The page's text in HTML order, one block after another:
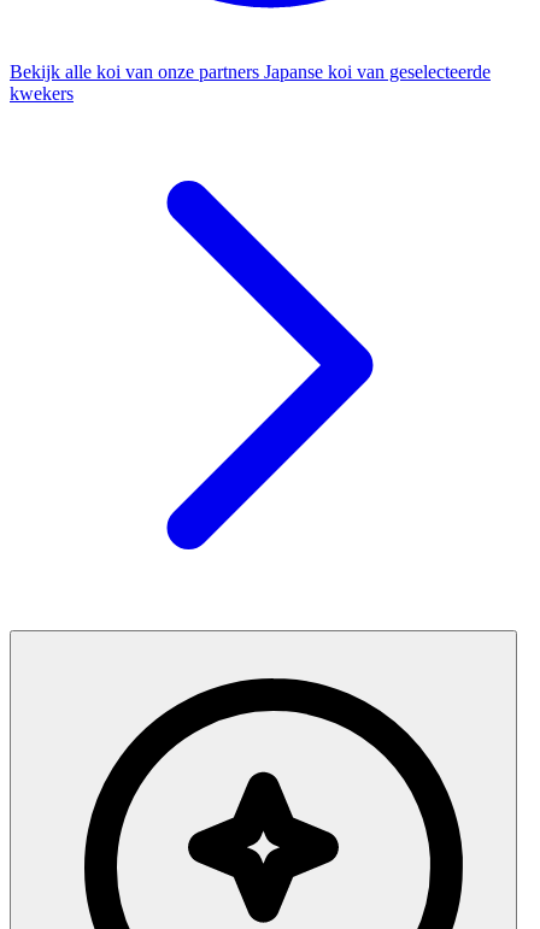
Bekijk alle koi van onze partners Japanse koi van geselecteerde
kwekers